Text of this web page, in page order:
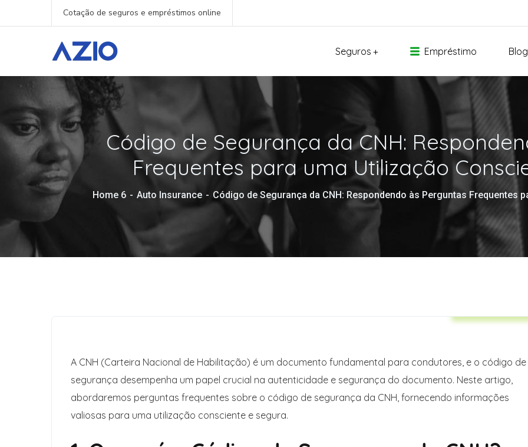
Cotação de seguros e empréstimos online
Seguros Empréstimo Blog
Código de Segurança da CNH:
Frequentes para uma Utilização
Home 6 Auto Insurance Código de Segurança da CNH: Respondendo às Perguntas Frequentes
A CNH (Carteira Nacional de Habilitação) é um documento fundamental para condutores, e o código de
segurança desempenha um papel crucial na autenticidade e segurança do documento. Neste artigo,
abordaremos perguntas frequentes sobre o código de segurança da CNH, fornecendo informações
valiosas para uma utilização consciente e segura.